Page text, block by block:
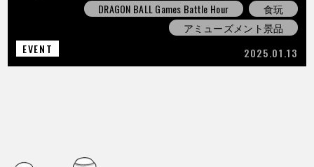
DRAGON BALL Games Battle Hour
食玩
アミューズメント景品
EVENT
2025.01.13